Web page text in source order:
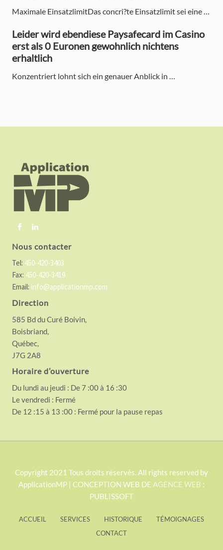
Maximale EinsatzlimitDas concri?te Einsatzlimit sei eine …
Leider wird ebendiese Paysafecard im Casino
erst als 0 Euronen gewohnlich nichtens
erhaltlich
Konzentriert lohnt sich ein genauer Anblick in …
Nous contacter
Tel: 450-420-3403
Fax: 450-420-3419
Email: info@applicationmp.com
Direction
585 Bd du Curé Boivin,
Boisbriand,
Québec,
J7G 2A8
Horaire d’ouverture
Du lundi au jeudi : De 7 :00 à 16 :30
Le vendredi : Fermé
De 12 :15 à 13 :00 : Fermé pour la pause repas
S
Copyright 2021 Tous droits réservés. All rights reserved by
ApplicationMP | CONCEPTION WEB DE AGENCE WEB :
PUBLISSOFT
ACCUEIL SERVICES HISTORIQUE
TÉMOIGNAGES
CONTACT